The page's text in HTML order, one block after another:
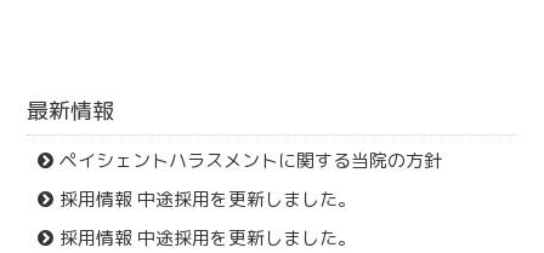
最新情報
ペイシェントハラスメントに関する当院の方針
採用情報 中途採用を更新しました。
採用情報 中途採用を更新しました。